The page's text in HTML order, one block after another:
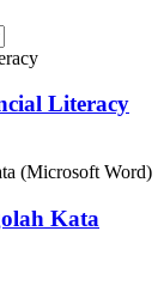
Literacy
Kata